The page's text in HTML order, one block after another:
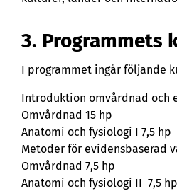
3. Programmets
I programmet ingår följande
Introduktion omvårdnad och
Omvårdnad 15 hp
Anatomi och fysiologi I 7,5 hp
Metoder för evidensbaserad
Omvårdnad 7,5 hp
Anatomi och fysiologi II 7,5 hp